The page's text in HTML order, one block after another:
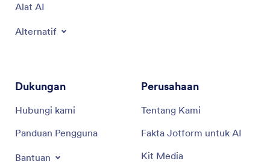
Alat AI
Alternatif
Dukungan
Hubungi kami
Panduan Pengguna
Bantuan
Perusahaan
Tentang Kami
Fakta Jotform untuk AI
Kit Media